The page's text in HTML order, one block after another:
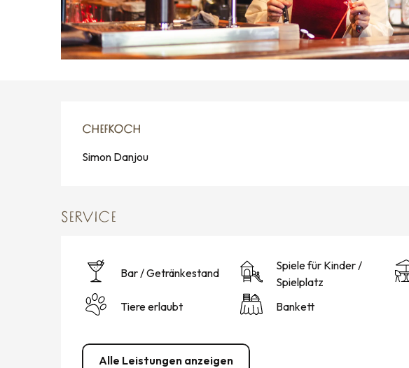
CHEFKOCH
CHEFKOCH
Simon Danjou
SERVICE
Bar / Getränkestand
Spiele für Kinder /
Spielplatz
Tiere erlaubt Bankett
Alle Leistungen anzeigen